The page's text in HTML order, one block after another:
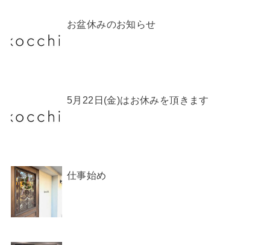
お盆休みのお知らせ
5月22日(金)はお休みを頂きます
仕事始め